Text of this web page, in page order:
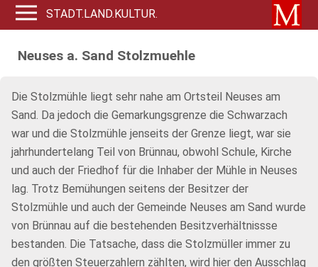
STADT.LAND.KULTUR.
Neuses a. Sand Stolzmuehle
Die Stolzmühle liegt sehr nahe am Ortsteil Neuses am
Sand. Da jedoch die Gemarkungsgrenze die Schwarzach
war und die Stolzmühle jenseits der Grenze liegt, war sie
jahrhundertelang Teil von Brünnau, obwohl Schule, Kirche
und auch der Friedhof für die Inhaber der Mühle in Neuses
lag. Trotz Bemühungen seitens der Besitzer der
Stolzmühle und auch der Gemeinde Neuses am Sand wurde
von Brünnau auf die bestehenden Besitzverhältnissse
bestanden. Die Tatsache, dass die Stolzmüller immer zu
den größten Steuerzahlern zählten, wird hier den Ausschlag